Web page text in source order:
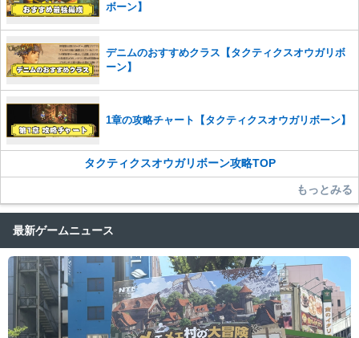
ボーン】
デニムのおすすめクラス【タクティクスオウガリボ
ーン】
1章の攻略チャート【タクティクスオウガリボーン】
タクティクスオウガリボーン攻略TOP
もっとみる
最新ゲームニュース